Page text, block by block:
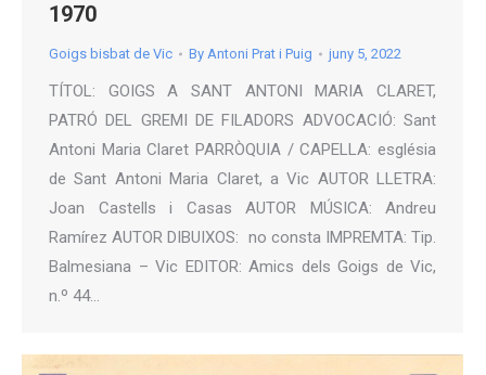
1970
Goigs bisbat de Vic By Antoni Prat i Puig juny 5, 2022
TÍTOL: GOIGS A SANT ANTONI MARIA CLARET,
PATRÓ DEL GREMI DE FILADORS ADVOCACIÓ: Sant
Antoni Maria Claret PARRÒQUIA / CAPELLA: església
de Sant Antoni Maria Claret, a Vic AUTOR LLETRA:
Joan Castells i Casas AUTOR MÚSICA: Andreu
Ramírez AUTOR DIBUIXOS: no consta IMPREMTA: Tip.
Balmesiana – Vic EDITOR: Amics dels Goigs de Vic,
n.º 44…